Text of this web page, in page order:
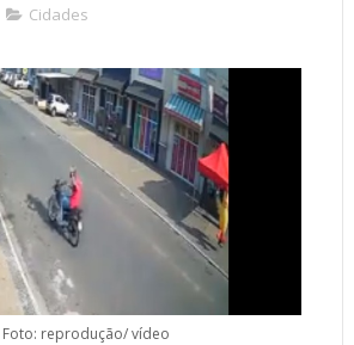
Cidades
Foto: reprodução/ vídeo